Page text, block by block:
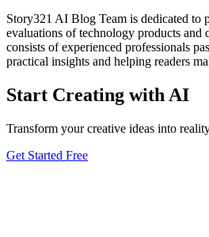
Story321 AI Blog Team is dedicated to
evaluations of technology products and
consists of experienced professionals
practical insights and helping readers
Start Creating with AI
Transform your creative ideas into
Get Started Free